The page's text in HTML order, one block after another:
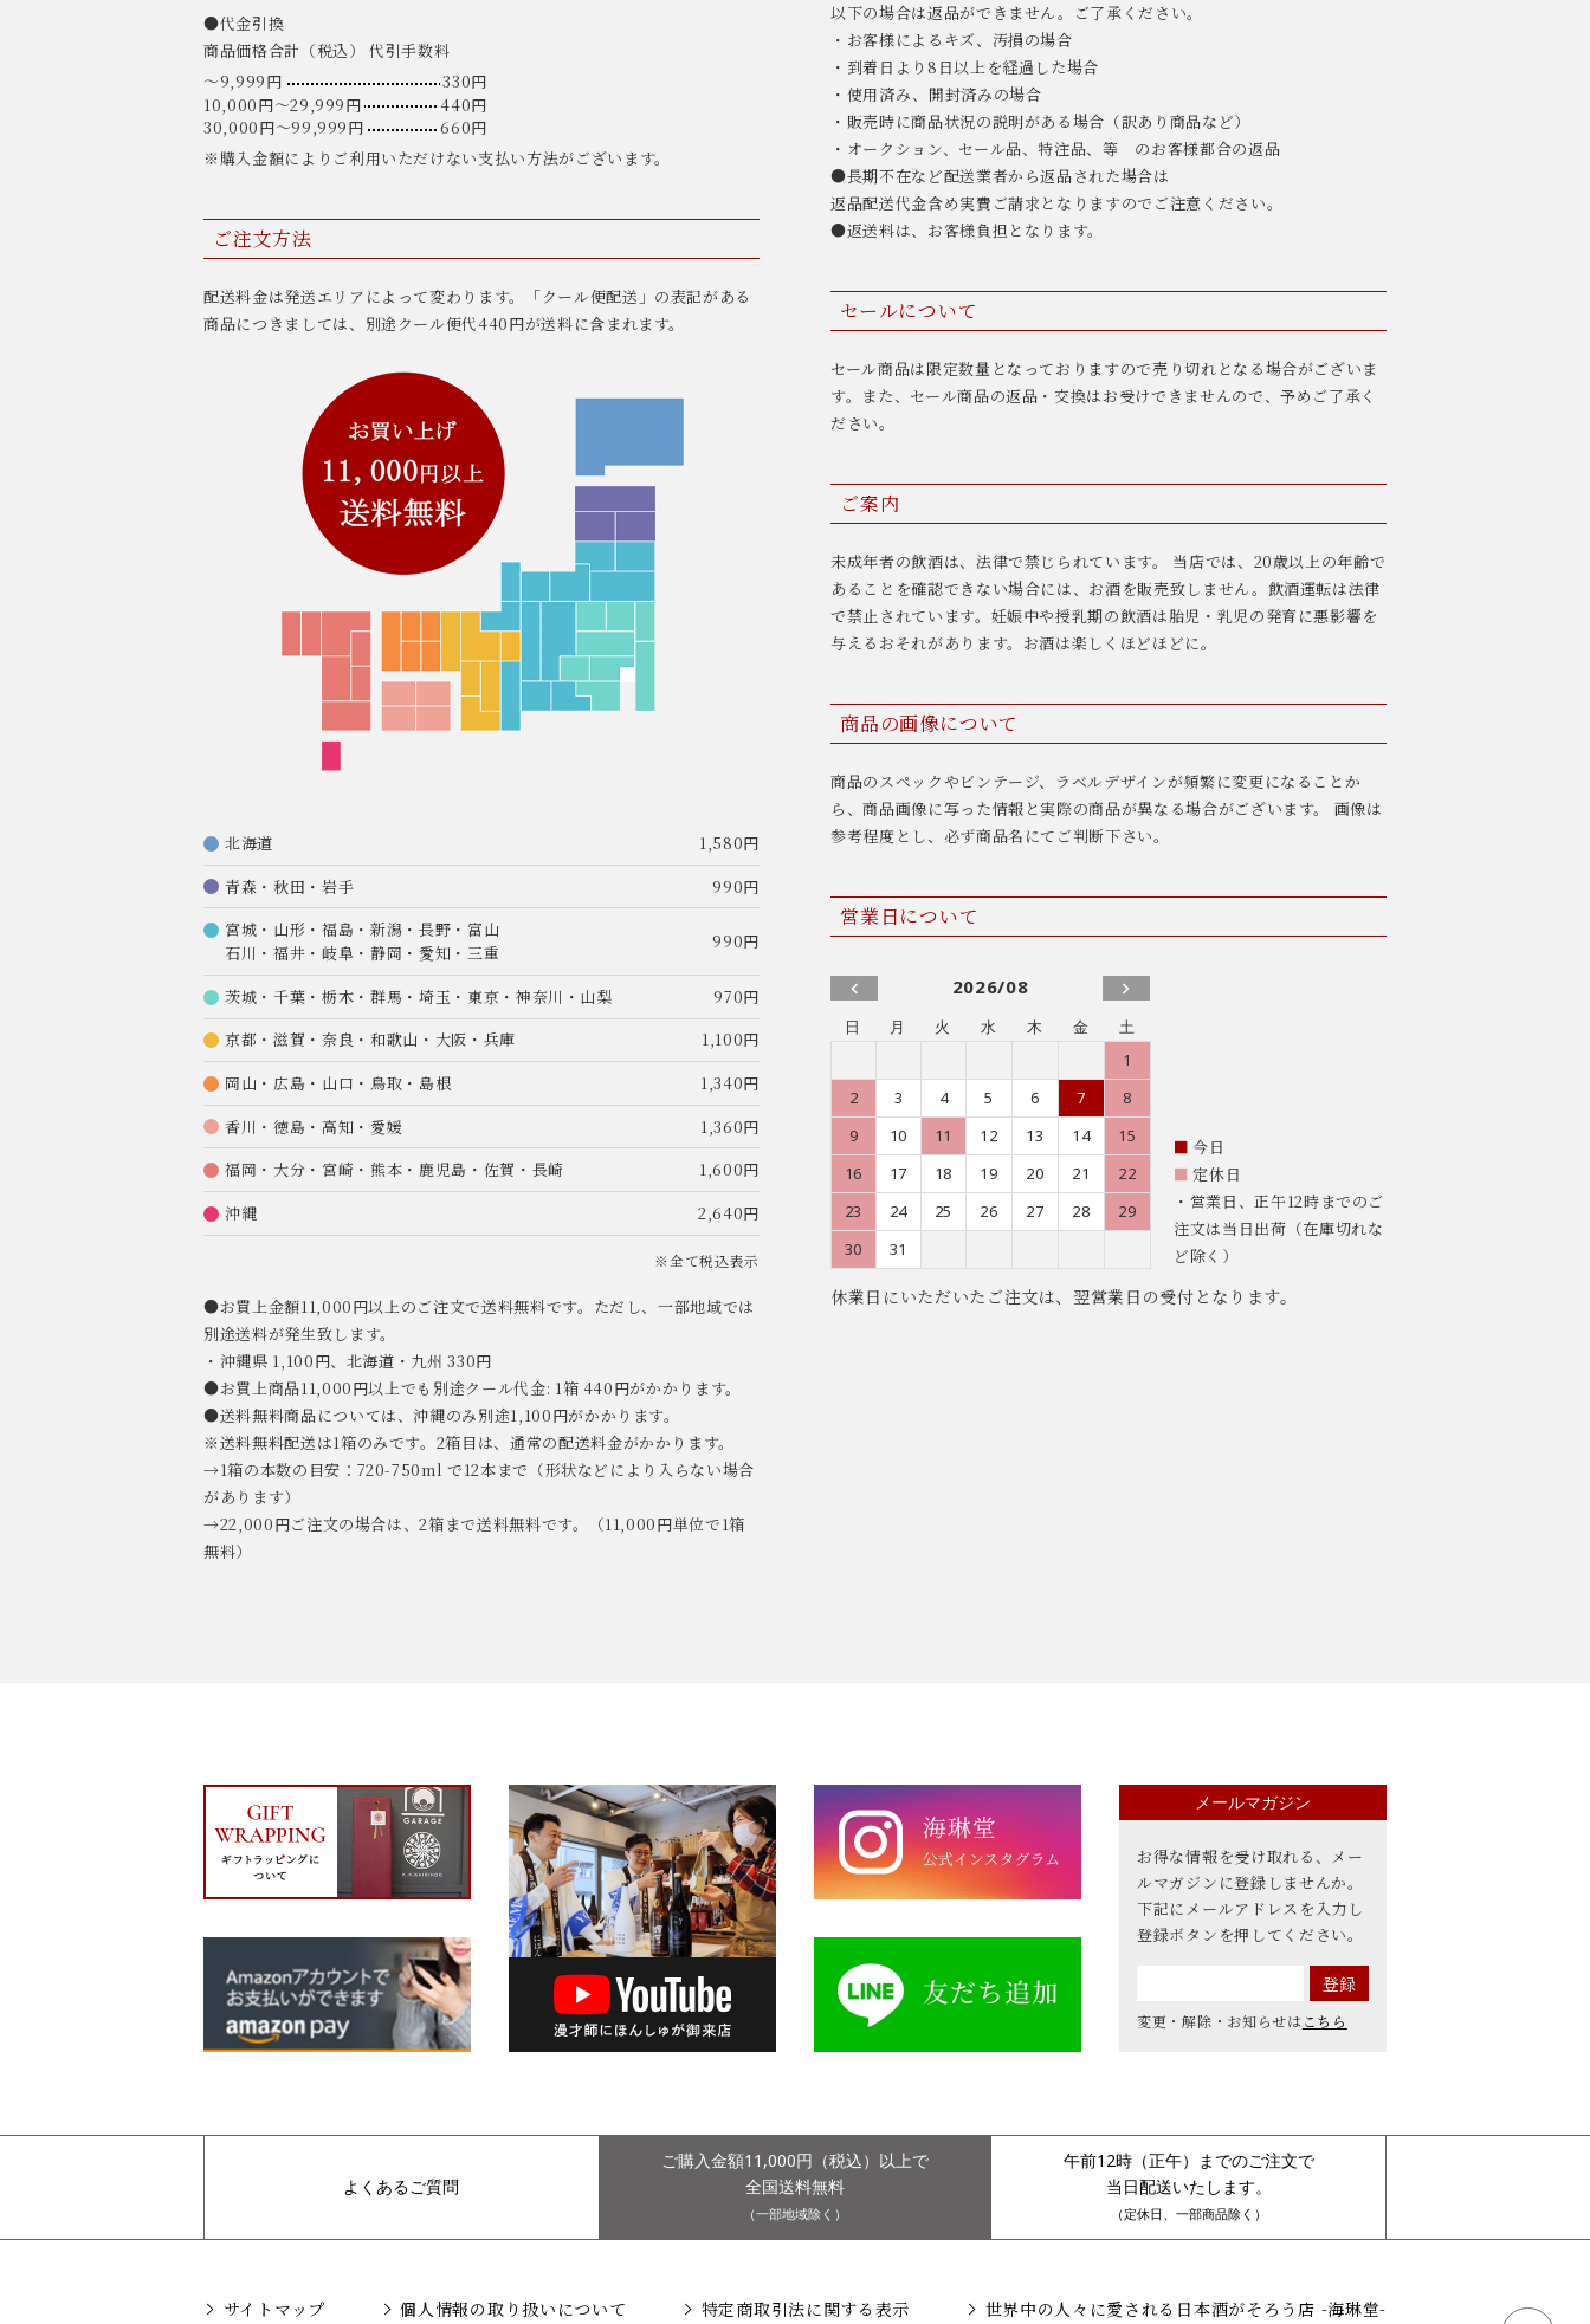
●代金引換
商品価格合計（税込） 代引手数料
〜9,999円
330円
10,000円〜29,999円
440円
30,000円〜99,999円
660円
※購入金額によりご利用いただけない支払い方法がございます。
ご注文方法
配送料金は発送エリアによって変わります。「クール便配送」の表記がある
商品につきましては、別途クール便代440円が送料に含まれます。
北海道
1,580円
青森・秋田・岩手
990円
宮城・山形・福島・新潟・長野・富山
石川・福井・岐阜・静岡・愛知・三重
990円
茨城・千葉・栃木・群馬・埼玉・東京・神奈川・山梨
970円
京都・滋賀・奈良・和歌山・大阪・兵庫
1,100円
岡山・広島・山口・鳥取・島根
1,340円
香川・徳島・高知・愛媛
1,360円
福岡・大分・宮崎・熊本・鹿児島・佐賀・長崎
1,600円
沖縄
2,640円
※全て税込表示
●お買上金額11,000円以上のご注文で送料無料です。ただし、一部地域では
別途送料が発生致します。
・沖縄県 1,100円、北海道・九州 330円
●お買上商品11,000円以上でも別途クール代金: 1箱 440円がかかります。
●送料無料商品については、沖縄のみ別途1,100円がかかります。
※送料無料配送は1箱のみです。2箱目は、通常の配送料金がかかります。
→1箱の本数の目安：720-750ml で12本まで（形状などにより入らない場合
があります）
→22,000円ご注文の場合は、2箱まで送料無料です。（11,000円単位で1箱
無料）
以下の場合は返品ができません。ご了承ください。
・お客様によるキズ、汚損の場合
・到着日より8日以上を経過した場合
・使用済み、開封済みの場合
・販売時に商品状況の説明がある場合（訳あり商品など）
・オークション、セール品、特注品、等 のお客様都合の返品
●長期不在など配送業者から返品された場合は
返品配送代金含め実費ご請求となりますのでご注意ください。
●返送料は、お客様負担となります。
セールについて
セール商品は限定数量となっておりますので売り切れとなる場合がございま
す。また、セール商品の返品・交換はお受けできませんので、予めご了承く
ださい。
ご案内
未成年者の飲酒は、法律で禁じられています。 当店では、20歳以上の年齢で
あることを確認できない場合には、お酒を販売致しません。飲酒運転は法律
で禁止されています。妊娠中や授乳期の飲酒は胎児・乳児の発育に悪影響を
与えるおそれがあります。お酒は楽しくほどほどに。
商品の画像について
商品のスペックやビンテージ、ラベルデザインが頻繁に変更になることか
ら、商品画像に写った情報と実際の商品が異なる場合がございます。 画像は
参考程度とし、必ず商品名にてご判断下さい。
営業日について
2026/08
日 月 火 水 木 金
土
1
2
3 4 5 6 7
8
9
10 11 12 13 14
15
16
17 18 19 20 21
22
23
24 25 26 27 28
29
30
31
■ 今日
■ 定休日
・営業日、正午12時までのご
注文は当日出荷（在庫切れな
ど除く）
休業日にいただいたご注文は、翌営業日の受付となります。
メールマガジン
お得な情報を受け取れる、メー
ルマガジンに登録しませんか。
下記にメールアドレスを入力し
登録ボタンを押してください。
変更・解除・お知らせはこちら
よくあるご質問
ご購入金額11,000円（税込）以上で
全国送料無料
（一部地域除く）
午前12時（正午）までのご注文で
当日配送いたします。
（定休日、一部商品除く）
サイトマップ 個人情報の取り扱いについて 特定商取引法に関する表示 世界中の人々に愛される日本酒がそろう店 -海琳堂-